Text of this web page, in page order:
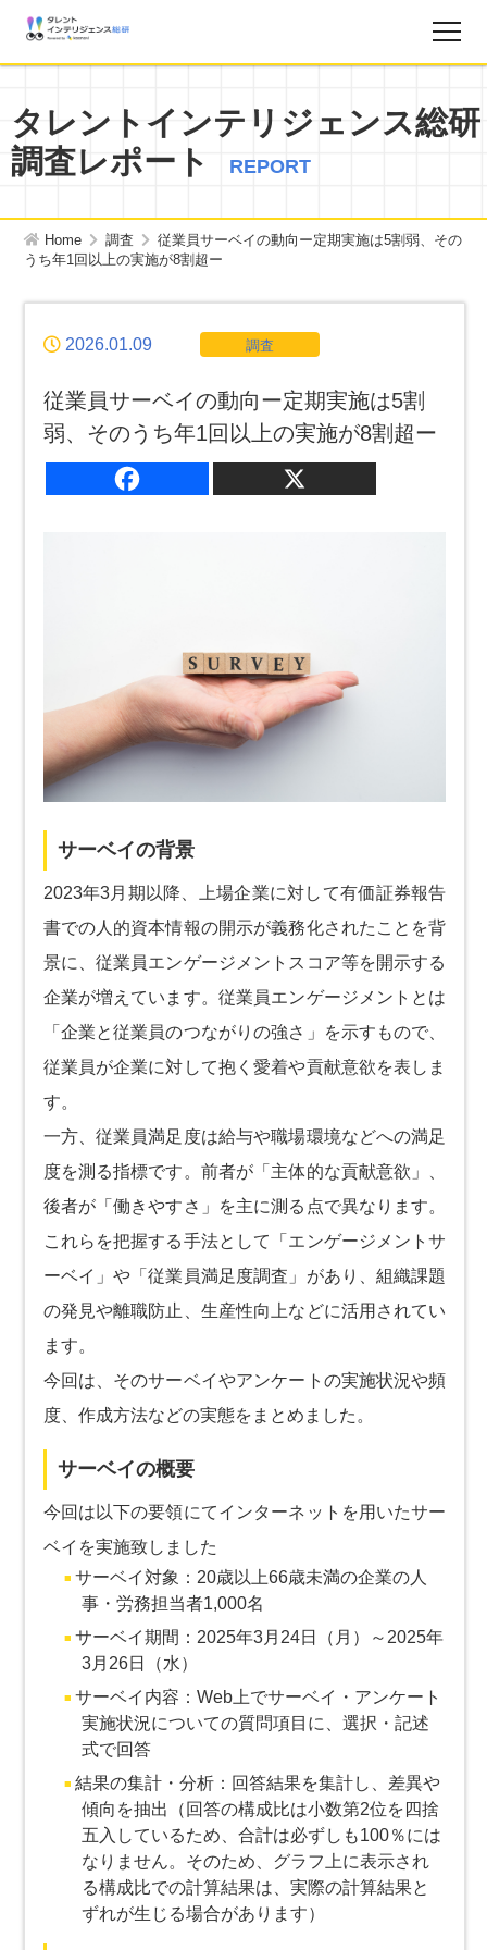
お知らせ
タレントインテリジェンス総研とは？
運営会社
個人情報保護方針
サイトマップ
タレントインテリジェンス総研
調査レポート
REPORT
Home 調査
従業員サーベイの動向ー定期実施は5割弱、その
うち年1回以上の実施が8割超ー
2026.01.09 調査
従業員サーベイの動向ー定期実施は5割
弱、そのうち年1回以上の実施が8割超ー
サーベイの背景
2023年3月期以降、上場企業に対して有価証券報告
書での人的資本情報の開示が義務化されたことを背
景に、従業員エンゲージメントスコア等を開示する
企業が増えています。従業員エンゲージメントとは
「企業と従業員のつながりの強さ」を示すもので、
従業員が企業に対して抱く愛着や貢献意欲を表しま
す。
一方、従業員満足度は給与や職場環境などへの満足
度を測る指標です。前者が「主体的な貢献意欲」、
後者が「働きやすさ」を主に測る点で異なります。
これらを把握する手法として「エンゲージメントサ
ーベイ」や「従業員満足度調査」があり、組織課題
の発見や離職防止、生産性向上などに活用されてい
ます。
今回は、そのサーベイやアンケートの実施状況や頻
度、作成方法などの実態をまとめました。
サーベイの概要
今回は以下の要領にてインターネットを用いたサー
ベイを実施致しました
サーベイ対象：20歳以上66歳未満の企業の人
事・労務担当者1,000名
サーベイ期間：2025年3月24日（月）～2025年
3月26日（水）
サーベイ内容：Web上でサーベイ・アンケート
実施状況についての質問項目に、選択・記述
式で回答
結果の集計・分析：回答結果を集計し、差異や
傾向を抽出（回答の構成比は小数第2位を四捨
五入しているため、合計は必ずしも100％には
なりません。そのため、グラフ上に表示され
る構成比での計算結果は、実際の計算結果と
ずれが生じる場合があります）